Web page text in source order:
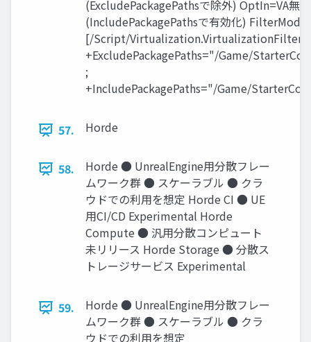
(ExcludePackagePathsで除外) OptIn=VA無効
(IncludePackagePathsで有効化)
[/Script/
+ExcludePackagePaths="/Game/
;
+IncludePackagePaths="/Game/
57. Horde
58.
Horde ● UnrealEngine用分散フレー
ムワーク群 ● スケーラブル ● クラ
ウドでの利用を想定 Horde CI ● UE
用CI/CD Experimental Horde
Compute ● 汎用分散コンピュート
未リリース Horde Storage ● 分散ス
トレージサービス Experimental
59.
Horde ● UnrealEngine用分散フレー
ムワーク群 ● スケーラブル ● クラ
ウドでの利用を想定